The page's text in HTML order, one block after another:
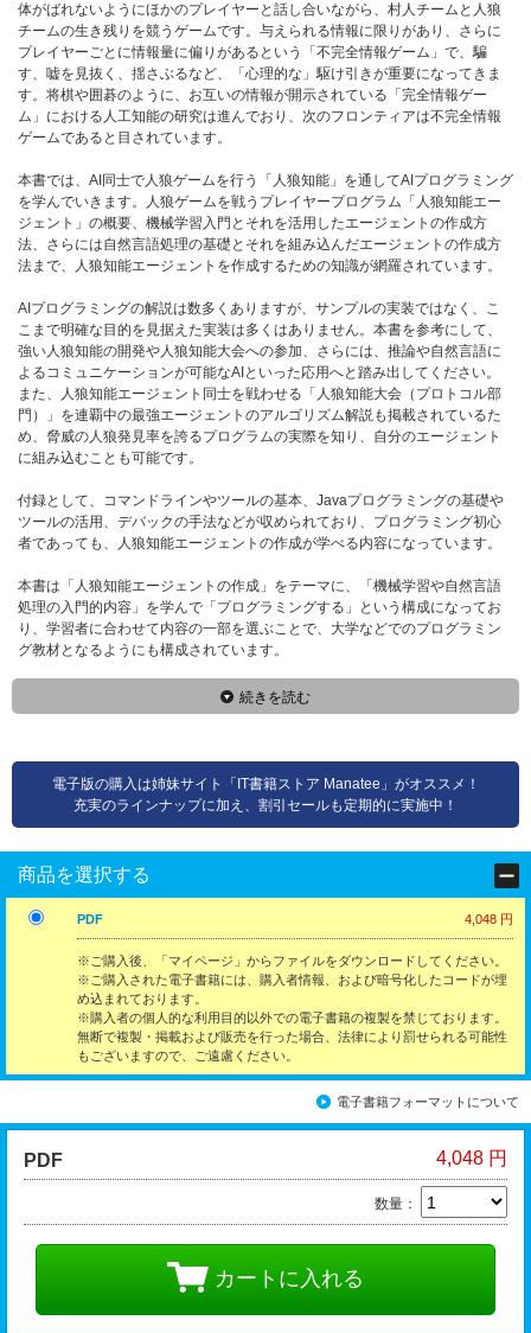
体がばれないようにほかのプレイヤーと話し合いながら、村人チームと人狼
チームの生き残りを競うゲームです。与えられる情報に限りがあり、さらに
プレイヤーごとに情報量に偏りがあるという「不完全情報ゲーム」で、騙
す、嘘を見抜く、揺さぶるなど、「心理的な」駆け引きが重要になってきま
す。将棋や囲碁のように、お互いの情報が開示されている「完全情報ゲー
ム」における人工知能の研究は進んでおり、次のフロンティアは不完全情報
ゲームであると目されています。
本書では、AI同士で人狼ゲームを行う「人狼知能」を通してAIプログラミング
を学んでいきます。人狼ゲームを戦うプレイヤープログラム「人狼知能エー
ジェント」の概要、機械学習入門とそれを活用したエージェントの作成方
法、さらには自然言語処理の基礎とそれを組み込んだエージェントの作成方
法まで、人狼知能エージェントを作成するための知識が網羅されています。
AIプログラミングの解説は数多くありますが、サンプルの実装ではなく、こ
こまで明確な目的を見据えた実装は多くはありません。本書を参考にして、
強い人狼知能の開発や人狼知能大会への参加、さらには、推論や自然言語に
よるコミュニケーションが可能なAIといった応用へと踏み出してください。
また、人狼知能エージェント同士を戦わせる「人狼知能大会（プロトコル部
門）」を連覇中の最強エージェントのアルゴリズム解説も掲載されているた
め、脅威の人狼発見率を誇るプログラムの実際を知り、自分のエージェント
に組み込むことも可能です。
付録として、コマンドラインやツールの基本、Javaプログラミングの基礎や
ツールの活用、デバックの手法などが収められており、プログラミング初心
者であっても、人狼知能エージェントの作成が学べる内容になっています。
本書は「人狼知能エージェントの作成」をテーマに、「機械学習や自然言語
処理の入門的内容」を学んで「プログラミングする」という構成になってお
り、学習者に合わせて内容の一部を選ぶことで、大学などでのプログラミン
グ教材となるようにも構成されています。
続きを読む
電子版の購入は姉妹サイト「IT書籍ストア Manatee」がオススメ！
充実のラインナップに加え、割引セールも定期的に実施中！
商品を選択する
PDF 4,048 円
※ご購入後、「マイページ」からファイルをダウンロードしてください。
※ご購入された電子書籍には、購入者情報、および暗号化したコードが埋
め込まれております。
※購入者の個人的な利用目的以外での電子書籍の複製を禁じております。
無断で複製・掲載および販売を行った場合、法律により罰せられる可能性
もございますので、ご遠慮ください。
電子書籍フォーマットについて
PDF 4,048 円
数量：
カートに入れる